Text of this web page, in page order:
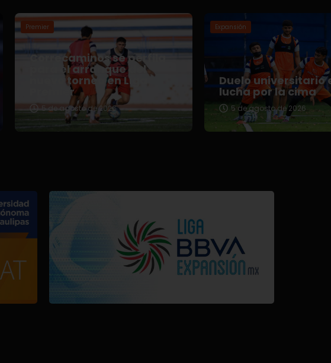
Premier
Correcaminos se perfila
para el arranque del
nuevo torneo en Liga
Premier
5 de agosto de 2026
Expansión
Duelo universitario
lucha por la cima
5 de agosto de 2026